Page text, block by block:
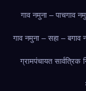
गाव नमुना – पाचगाव
गाव नमुना – सहा – बगाव
ग्रामपंचायत